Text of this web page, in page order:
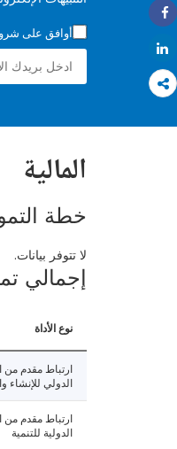
Share
Share
أوافق على
المالية
خطة
لا تتوفر بيانات.
إجمالي
نوع الأداة
ارتباط مقدم من
الدولي للإنشاء
ارتباط مقدم
الدولية للتنمية